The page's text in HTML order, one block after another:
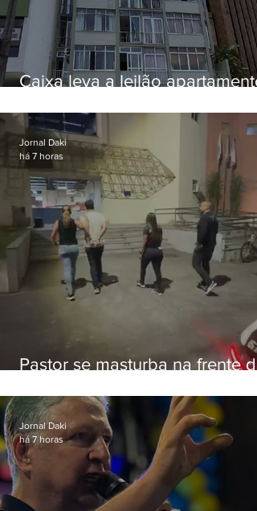
Caixa leva a leilão apartamento
Botafogo
Pastor se masturba na frente de
Jornal Daki
há 7 horas
Jornal Daki
há 7 horas